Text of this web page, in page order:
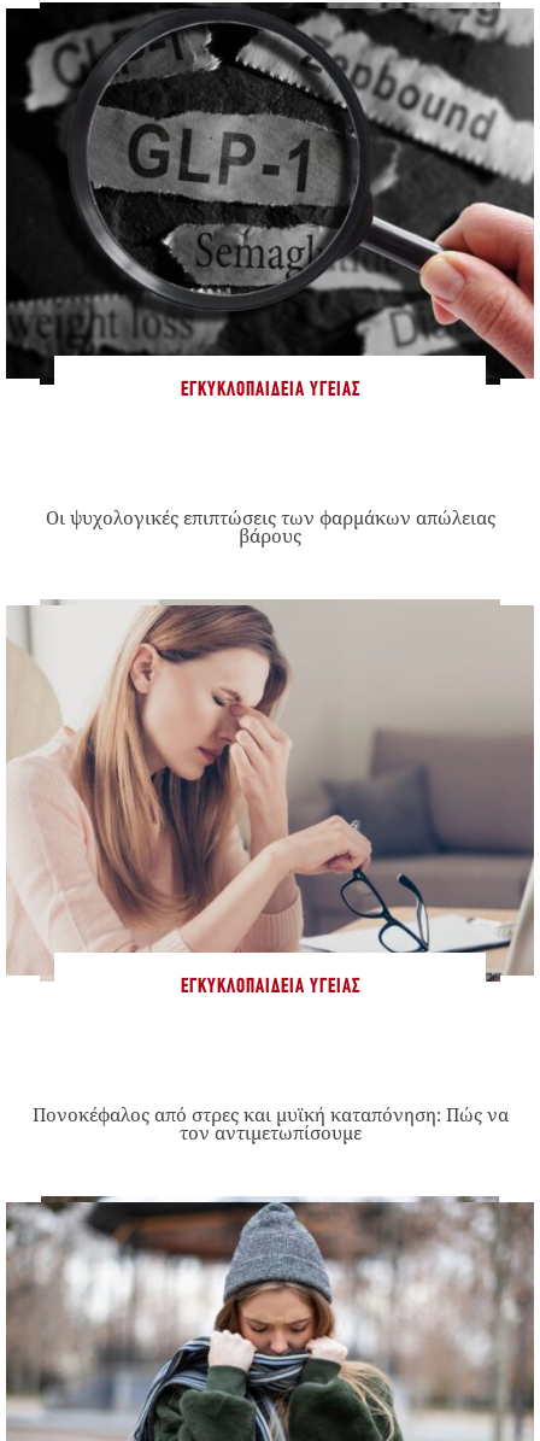
ΕΓΚΥΚΛΟΠΑΊΔΕΙΑ ΥΓΕΊΑΣ
Οι ψυχολογικές επιπτώσεις των φαρμάκων απώλειας
βάρους
ΕΓΚΥΚΛΟΠΑΊΔΕΙΑ ΥΓΕΊΑΣ
Πονοκέφαλος από στρες και μυϊκή καταπόνηση: Πώς να
τον αντιμετωπίσουμε